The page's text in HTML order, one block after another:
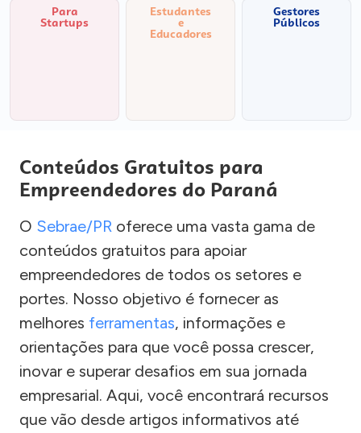
Para
Startups
Estudantes
e
Educadores
Gestores
Públicos
Conteúdos Gratuitos para
Empreendedores do Paraná
O Sebrae/PR oferece uma vasta gama de
conteúdos gratuitos para apoiar
empreendedores de todos os setores e
portes. Nosso objetivo é fornecer as
melhores ferramentas, informações e
orientações para que você possa crescer,
inovar e superar desafios em sua jornada
empresarial. Aqui, você encontrará recursos
que vão desde artigos informativos até